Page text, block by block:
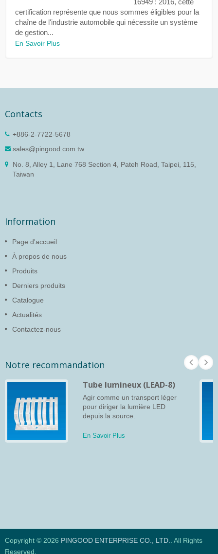
certification représente que nous sommes éligibles pour la
chaîne de l'industrie automobile qui nécessite un système
de gestion...
En Savoir Plus
Contacts
+886-2-7722-5678
sales@pingood.com.tw
No. 8, Alley 1, Lane 768 Section 4, Pateh Road, Taipei, 115,
Taiwan
Information
Page d'accueil
À propos de nous
Produits
Derniers produits
Catalogue
Actualités
Contactez-nous
Notre recommandation
Tube lumineux (LEAD-8)
Agir comme un transport léger
pour diriger la lumière LED
depuis la source.
En Savoir Plus
Copyright © 2026 PINGOOD ENTERPRISE CO., LTD.
. All Rights
Reserved.